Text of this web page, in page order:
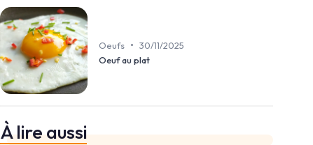
Oeufs • 30/11/2025
Oeuf au plat
À lire aussi